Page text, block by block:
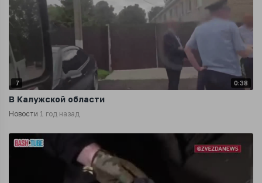
7 0:38
В Калужской области
Новости 1 год назад